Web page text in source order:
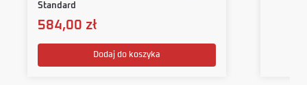
Standard
584,00 zł
Dodaj do koszyka